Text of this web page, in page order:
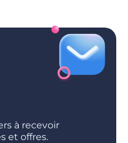
à recevoir
et offres.